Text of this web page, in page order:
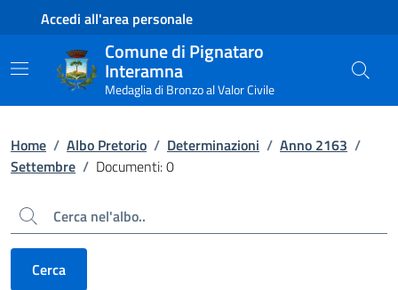
Contenuto principale
Piede di paginaAccedi all'area personale
Comune di Pignataro
Interamna
Medaglia di Bronzo al Valor Civile
Home / Albo Pretorio / Determinazioni / Anno 2163 /
Settembre / Documenti: 0
Cerca
Cerca